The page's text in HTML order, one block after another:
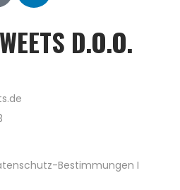
D.O.O.
Bestimmungen I